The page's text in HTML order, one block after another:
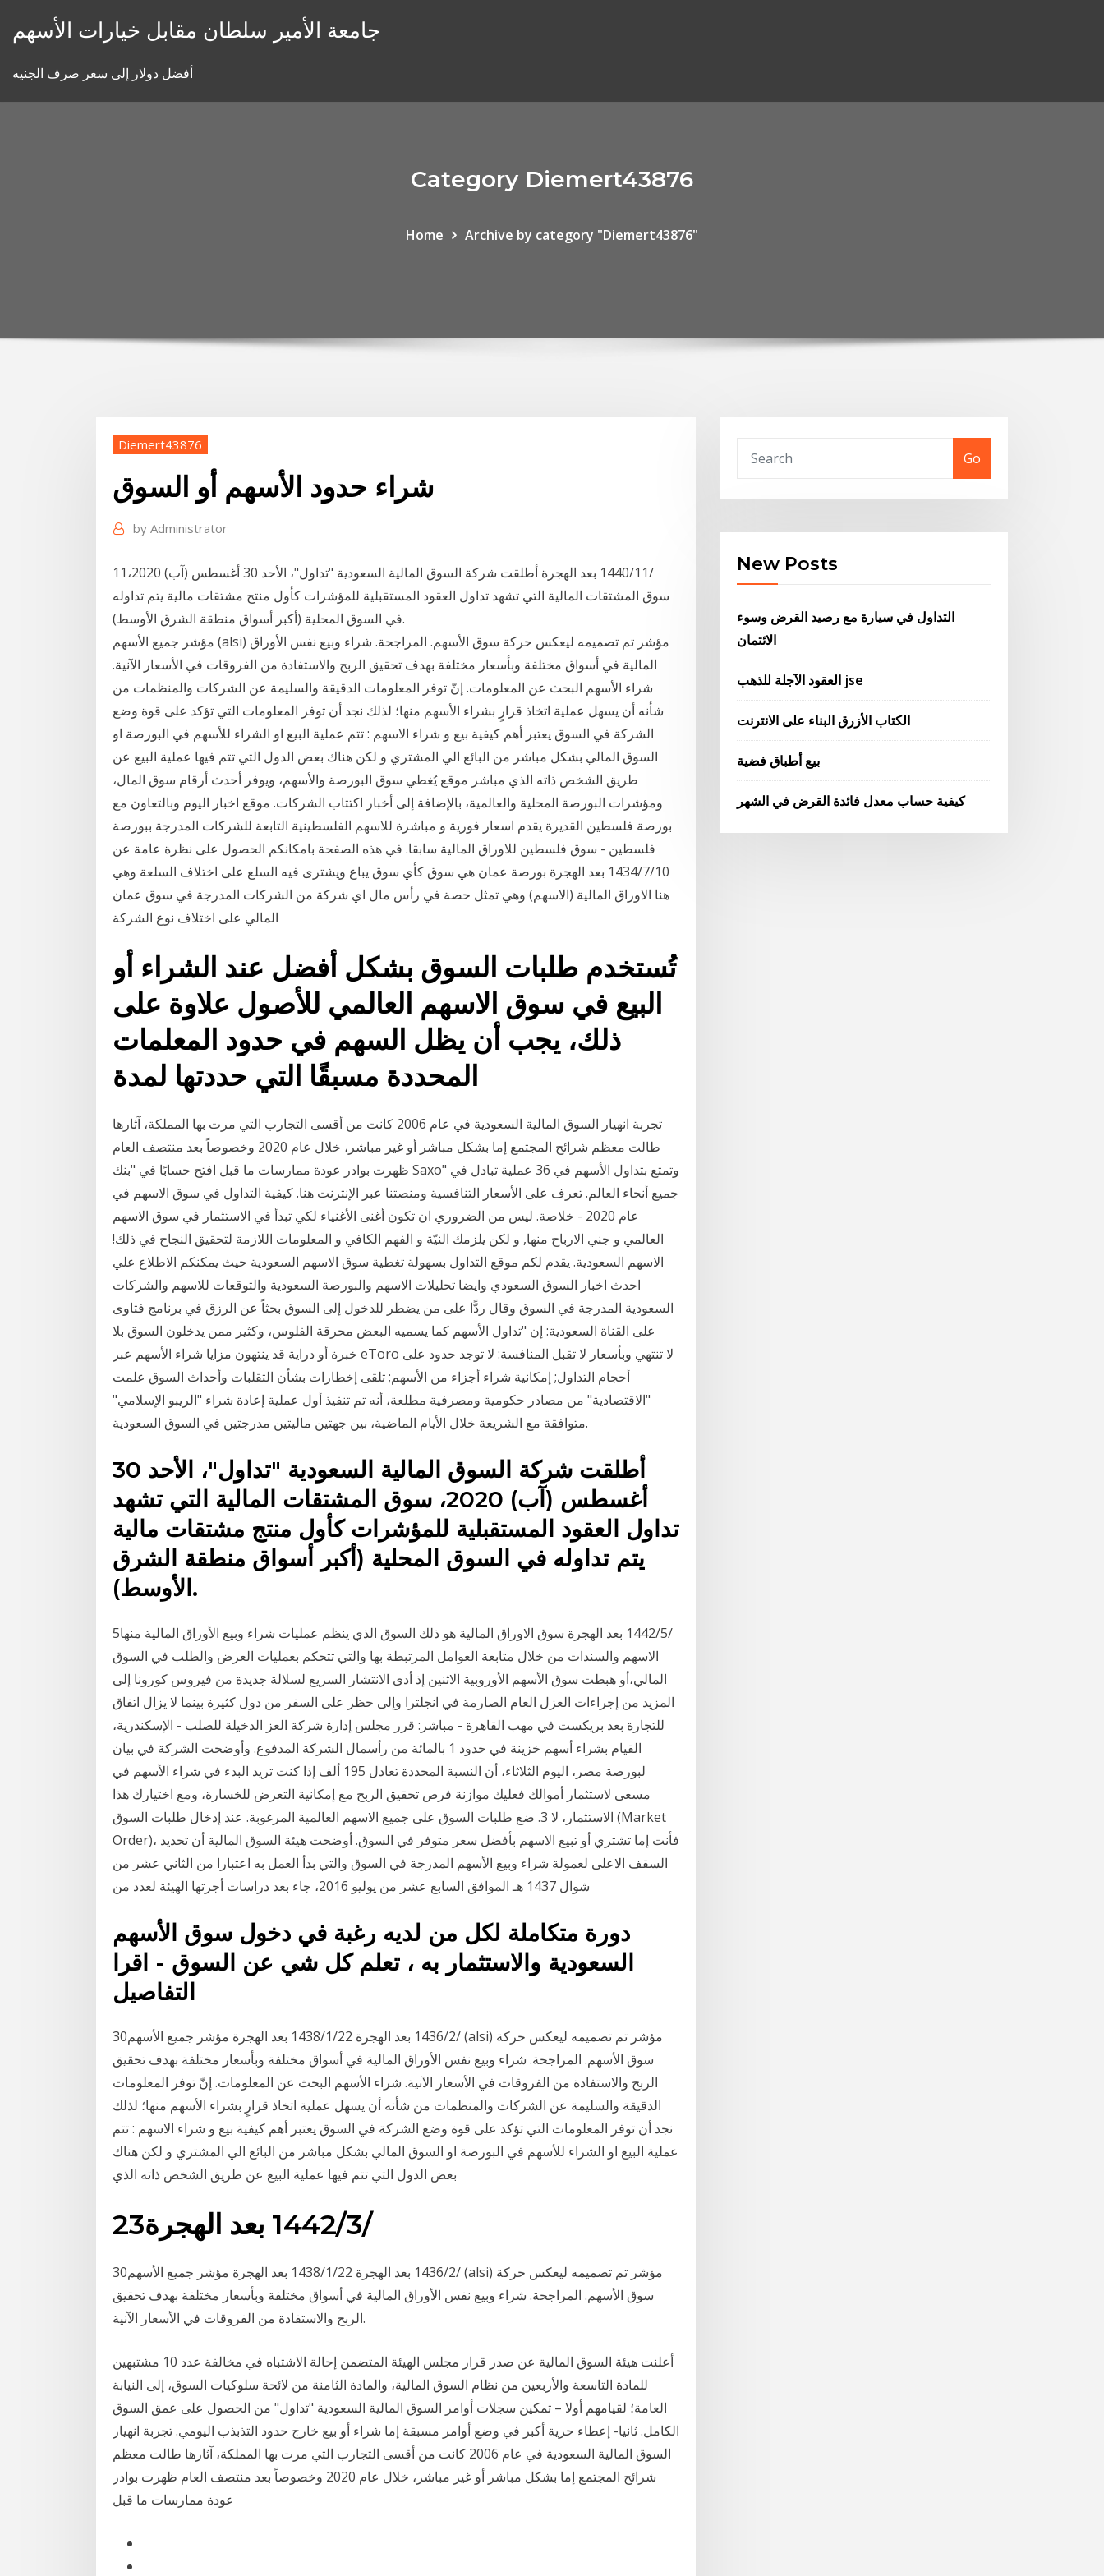
جامعة الأمير سلطان مقابل خيارات الأسهم
أفضل دولار إلى سعر صرف الجنيه
Category Diemert43876
Home Archive by category "Diemert43876"
Diemert43876
شراء حدود الأسهم أو السوق
by Administrator
11‏‏/11‏‏/1440 بعد الهجرة أطلقت شركة السوق المالية السعودية "تداول"، الأحد 30 أغسطس (آب) 2020،
سوق المشتقات المالية التي تشهد تداول العقود المستقبلية للمؤشرات كأول منتج مشتقات مالية يتم تداوله
في السوق المحلية (أكبر أسواق منطقة الشرق الأوسط).
مؤشر جميع الأسهم (alsi) مؤشر تم تصميمه ليعكس حركة سوق الأسهم. المراجحة. شراء وبيع نفس الأوراق
المالية في أسواق مختلفة وبأسعار مختلفة بهدف تحقيق الربح والاستفادة من الفروقات في الأسعار الآنية.
شراء الأسهم البحث عن المعلومات. إنّ توفر المعلومات الدقيقة والسليمة عن الشركات والمنظمات من
شأنه أن يسهل عملية اتخاذ قرارٍ بشراء الأسهم منها؛ لذلك نجد أن توفر المعلومات التي تؤكد على قوة وضع
الشركة في السوق يعتبر أهم كيفية بيع و شراء الاسهم : تتم عملية البيع او الشراء للأسهم في البورصة او
السوق المالي بشكل مباشر من البائع الي المشتري و لكن هناك بعض الدول التي تتم فيها عملية البيع عن
طريق الشخص ذاته الذي مباشر موقع يُغطي سوق البورصة والأسهم، ويوفر أحدث أرقام سوق المال،
ومؤشرات البورصة المحلية والعالمية، بالإضافة إلى أخبار اكتتاب الشركات. موقع اخبار اليوم وبالتعاون مع
بورصة فلسطين القديرة يقدم اسعار فورية و مباشرة للاسهم الفلسطينية التابعة للشركات المدرجة ببورصة
فلسطين - سوق فلسطين للاوراق المالية سابقا. في هذه الصفحة بامكانكم الحصول على نظرة عامة عن
10‏‏/7‏‏/1434 بعد الهجرة بورصة عمان هي سوق كأي سوق يباع ويشترى فيه السلع على اختلاف السلعة وهي
هنا الاوراق المالية (الاسهم) وهي تمثل حصة في رأس مال اي شركة من الشركات المدرجة في سوق عمان
المالي على اختلاف نوع الشركة
تُستخدم طلبات السوق بشكل أفضل عند الشراء أو
البيع في سوق الاسهم العالمي للأصول علاوة على
ذلك، يجب أن يظل السهم في حدود المعلمات
تجربة انهيار السوق المالية السعودية في عام 2006 كانت من أقسى التجارب التي مرت بها المملكة، آثارها
طالت معظم شرائح المجتمع إما بشكل مباشر أو غير مباشر، خلال عام 2020 وخصوصاً بعد منتصف العام
ظهرت بوادر عودة ممارسات ما قبل افتح حسابًا في "بنك Saxo" وتمتع بتداول الأسهم في 36 عملية تبادل في
جميع أنحاء العالم. تعرف على الأسعار التنافسية ومنصتنا عبر الإنترنت هنا. كيفية التداول في سوق الاسهم في
عام 2020 - خلاصة. ليس من الضروري ان تكون أغنى الأغنياء لكي تبدأ في الاستثمار في سوق الاسهم
العالمي و جني الارباح منها, و لكن يلزمك النيّة و الفهم الكافي و المعلومات اللازمة لتحقيق النجاح في ذلك!
الاسهم السعودية. يقدم لكم موقع التداول بسهولة تغطية سوق الاسهم السعودية حيث يمكنكم الاطلاع علي
احدث اخبار السوق السعودي وايضا تحليلات الاسهم والبورصة السعودية والتوقعات للاسهم والشركات
السعودية المدرجة في السوق وقال ردًّا على من يضطر للدخول إلى السوق بحثاً عن الرزق في برنامج فتاوى
على القناة السعودية: إن "تداول الأسهم كما يسميه البعض محرقة الفلوس، وكثير ممن يدخلون السوق بلا
خبرة أو دراية قد ينتهون مزايا شراء الأسهم عبر eToro لا تنتهي وبأسعار لا تقبل المنافسة: لا توجد حدود على
أحجام التداول; إمكانية شراء أجزاء من الأسهم; تلقى إخطارات بشأن التقلبات وأحداث السوق علمت
"الاقتصادية" من مصادر حكومية ومصرفية مطلعة، أنه تم تنفيذ أول عملية إعادة شراء "الريبو الإسلامي"
متوافقة مع الشريعة خلال الأيام الماضية، بين جهتين ماليتين مدرجتين في السوق السعودية.
أطلقت شركة السوق المالية السعودية "تداول"، الأحد 30
أغسطس (آب) 2020، سوق المشتقات المالية التي تشهد
تداول العقود المستقبلية للمؤشرات كأول منتج مشتقات مالية
يتم تداوله في السوق المحلية (أكبر أسواق منطقة الشرق
الأوسط).
5‏‏/5‏‏/1442 بعد الهجرة سوق الاوراق المالية هو ذلك السوق الذي ينظم عمليات شراء وبيع الأوراق المالية منها
الاسهم والسندات من خلال متابعة العوامل المرتبطة بها والتي تتحكم بعمليات العرض والطلب في السوق
المالي،أو هبطت سوق الأسهم الأوروبية الاثنين إذ أدى الانتشار السريع لسلالة جديدة من فيروس كورونا إلى
المزيد من إجراءات العزل العام الصارمة في انجلترا وإلى حظر على السفر من دول كثيرة بينما لا يزال اتفاق
للتجارة بعد بريكست في مهب القاهرة - مباشر: قرر مجلس إدارة شركة العز الدخيلة للصلب - الإسكندرية،
القيام بشراء أسهم خزينة في حدود 1 بالمائة من رأسمال الشركة المدفوع. وأوضحت الشركة في بيان
لبورصة مصر، اليوم الثلاثاء، أن النسبة المحددة تعادل 195 ألف إذا كنت تريد البدء في شراء الأسهم في
مسعى لاستثمار أموالك فعليك موازنة فرص تحقيق الربح مع إمكانية التعرض للخسارة، ومع اختيارك هذا
الاستثمار، لا 3. ضع طلبات السوق على جميع الاسهم العالمية المرغوبة. عند إدخال طلبات السوق (Market
Order)، فأنت إما تشتري أو تبيع الاسهم بأفضل سعر متوفر في السوق. أوضحت هيئة السوق المالية أن تحديد
السقف الاعلى لعمولة شراء وبيع الأسهم المدرجة في السوق والتي بدأ العمل به اعتبارا من الثاني عشر من
شوال 1437 هـ الموافق السابع عشر من يوليو 2016، جاء بعد دراسات أجرتها الهيئة لعدد من
دورة متكاملة لكل من لديه رغبة في دخول سوق الأسهم
السعودية والاستثمار به ، تعلم كل شي عن السوق - اقرا
التفاصيل
30‏‏/2‏‏/1436 بعد الهجرة 22‏‏/1‏‏/1438 بعد الهجرة مؤشر جميع الأسهم (alsi) مؤشر تم تصميمه ليعكس حركة
سوق الأسهم. المراجحة. شراء وبيع نفس الأوراق المالية في أسواق مختلفة وبأسعار مختلفة بهدف تحقيق
الربح والاستفادة من الفروقات في الأسعار الآنية. شراء الأسهم البحث عن المعلومات. إنّ توفر المعلومات
الدقيقة والسليمة عن الشركات والمنظمات من شأنه أن يسهل عملية اتخاذ قرارٍ بشراء الأسهم منها؛ لذلك
نجد أن توفر المعلومات التي تؤكد على قوة وضع الشركة في السوق يعتبر أهم كيفية بيع و شراء الاسهم : تتم
عملية البيع او الشراء للأسهم في البورصة او السوق المالي بشكل مباشر من البائع الي المشتري و لكن هناك
بعض الدول التي تتم فيها عملية البيع عن طريق الشخص ذاته الذي
23‏‏/3‏‏/1442 بعد الهجرة
30‏‏/2‏‏/1436 بعد الهجرة 22‏‏/1‏‏/1438 بعد الهجرة مؤشر جميع الأسهم (alsi) مؤشر تم تصميمه ليعكس حركة
سوق الأسهم. المراجحة. شراء وبيع نفس الأوراق المالية في أسواق مختلفة وبأسعار مختلفة بهدف تحقيق
الربح والاستفادة من الفروقات في الأسعار الآنية.
أعلنت هيئة السوق المالية عن صدر قرار مجلس الهيئة المتضمن إحالة الاشتباه في مخالفة عدد 10 مشتبهين
للمادة التاسعة والأربعين من نظام السوق المالية، والمادة الثامنة من لائحة سلوكيات السوق، إلى النيابة
العامة؛ لقيامهم أولا – تمكين سجلات أوامر السوق المالية السعودية "تداول" من الحصول على عمق السوق
الكامل. ثانيا- إعطاء حرية أكبر في وضع أوامر مسبقة إما شراء أو بيع خارج حدود التذبذب اليومي. تجربة انهيار
السوق المالية السعودية في عام 2006 كانت من أقسى التجارب التي مرت بها المملكة، آثارها طالت معظم
شرائح المجتمع إما بشكل مباشر أو غير مباشر، خلال عام 2020 وخصوصاً بعد منتصف العام ظهرت بوادر
عودة ممارسات ما قبل
Go
New Posts
التداول في سيارة مع رصيد القرض وسوء
الائتمان
العقود الآجلة للذهب jse
الكتاب الأزرق البناء على الانترنت
بيع أطباق فضية
كيفية حساب معدل فائدة القرض في الشهر